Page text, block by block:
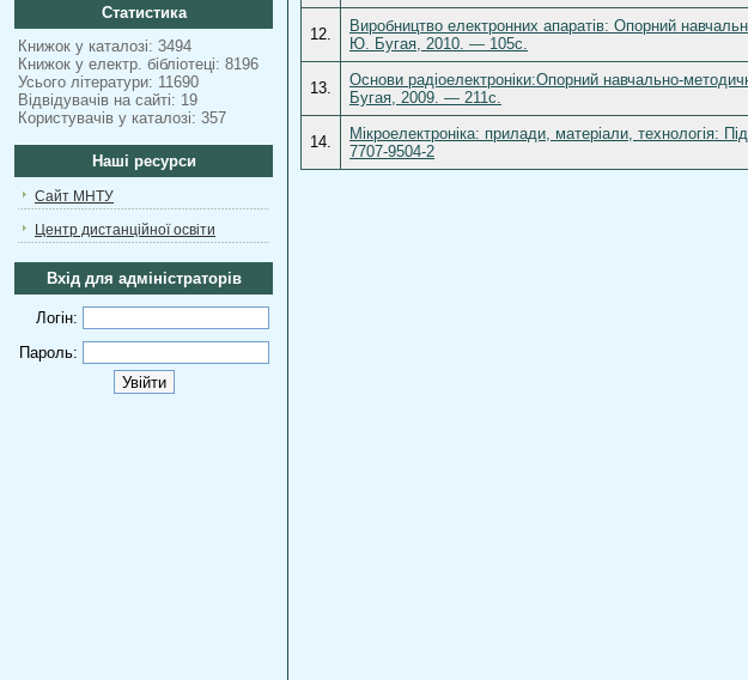
Статистика
Книжок у каталозі: 3494
Книжок у електр. бібліотеці: 8196
Усього літератури: 11690
Відвідувачів на сайті: 19
Користувачів у каталозі: 357
Наші ресурси
Сайт МНТУ
Центр дистанційної освіти
Вхід для адміністраторів
Логін:
Пароль:
12.
Виробництво електронних апаратів: Опорний
Ю. Бугая, 2010. — 105с.
13.
Основи радіоелектроніки:Опорний навчально-
Бугая, 2009. — 211с.
14.
Мікроелектроніка: прилади, матеріали,
7707-9504-2